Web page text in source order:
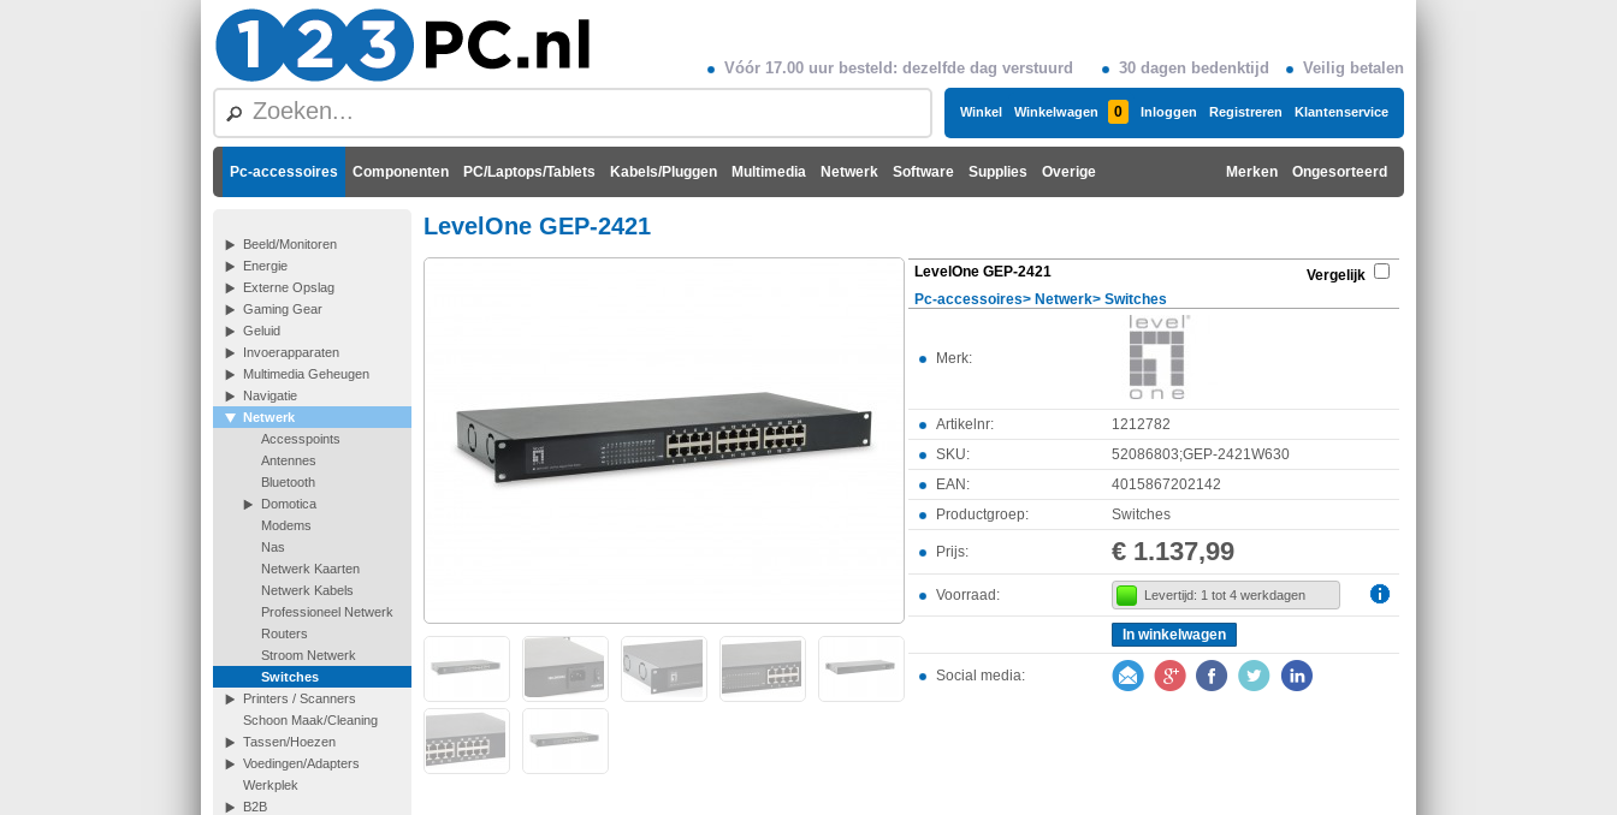
Vóór 17.00 uur besteld: dezelfde dag verstuurd 30 dagen bedenktijd Veilig betalen
Winkel Winkelwagen 0 Inloggen Registreren Klantenservice
Pc-accessoires Componenten PC/Laptops/Tablets Kabels/Pluggen Multimedia Netwerk Software Supplies Overige Ongesorteerd
Merken
Beeld/Monitoren
Energie
Externe Opslag
Gaming Gear
Geluid
Invoerapparaten
Multimedia Geheugen
Navigatie
Netwerk
Accesspoints
Antennes
Bluetooth
Domotica
Modems
Nas
Netwerk Kaarten
Netwerk Kabels
Professioneel Netwerk
Routers
Stroom Netwerk
Switches
Printers / Scanners
Schoon Maak/Cleaning
Tassen/Hoezen
Voedingen/Adapters
Werkplek
B2B
LevelOne GEP-2421
LevelOne GEP-2421
Vergelijk
Pc-accessoires> Netwerk> Switches
Merk:
Artikelnr:
1212782
SKU:
52086803;GEP-2421W630
EAN:
4015867202142
Productgroep:
Switches
Prijs: € 1.137,99
Voorraad: Levertijd: 1 tot 4 werkdagen
In winkelwagen
Social media: